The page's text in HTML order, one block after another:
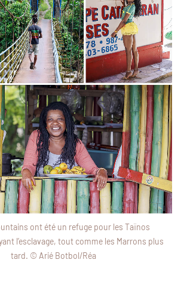
ont été un refuge pour les Taïnos
l’esclavage, tout comme les Marrons plus
tard. © Arié Botbol/Réa